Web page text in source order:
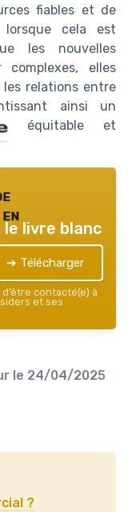
fiables et de
lorsque cela est
les nouvelles
complexes, elles
relations entre
ainsi un
équitable et
livre blanc
➔ Télécharger
contacté(e) à
et ses
le 24/04/2025
?